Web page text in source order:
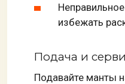
избежать
Подача и
Подавайте манты